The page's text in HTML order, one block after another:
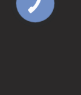
КНОПКА
ЗВ'ЯЗКУ